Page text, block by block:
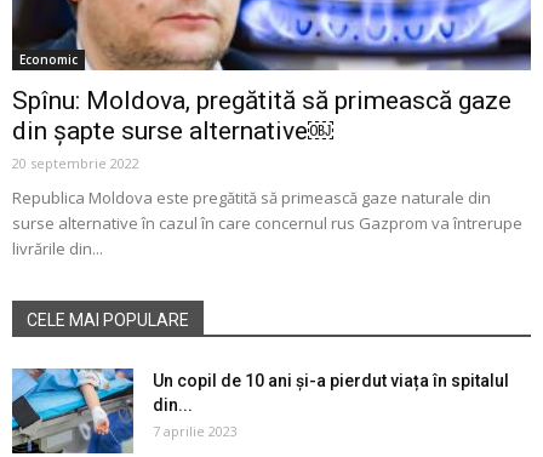
Economic
Spînu: Moldova, pregătită să primească gaze
din șapte surse alternative￼
20 septembrie 2022
Republica Moldova este pregătită să primească gaze naturale din
surse alternative în cazul în care concernul rus Gazprom va întrerupe
livrările din...
CELE MAI POPULARE
Un copil de 10 ani și-a pierdut viața în spitalul
din...
7 aprilie 2023